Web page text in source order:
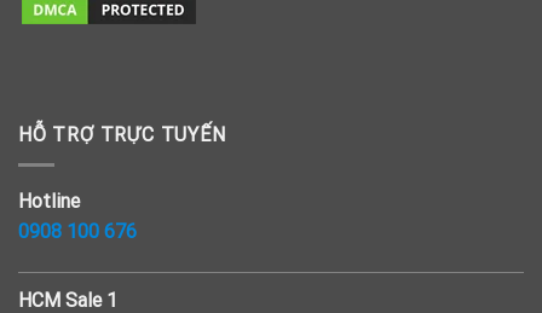
HỖ TRỢ TRỰC TUYẾN
Hotline
0908 100 676
HCM Sale 1